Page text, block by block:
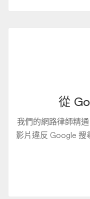
從
我們的網路律師精
影片違反 Google 搜